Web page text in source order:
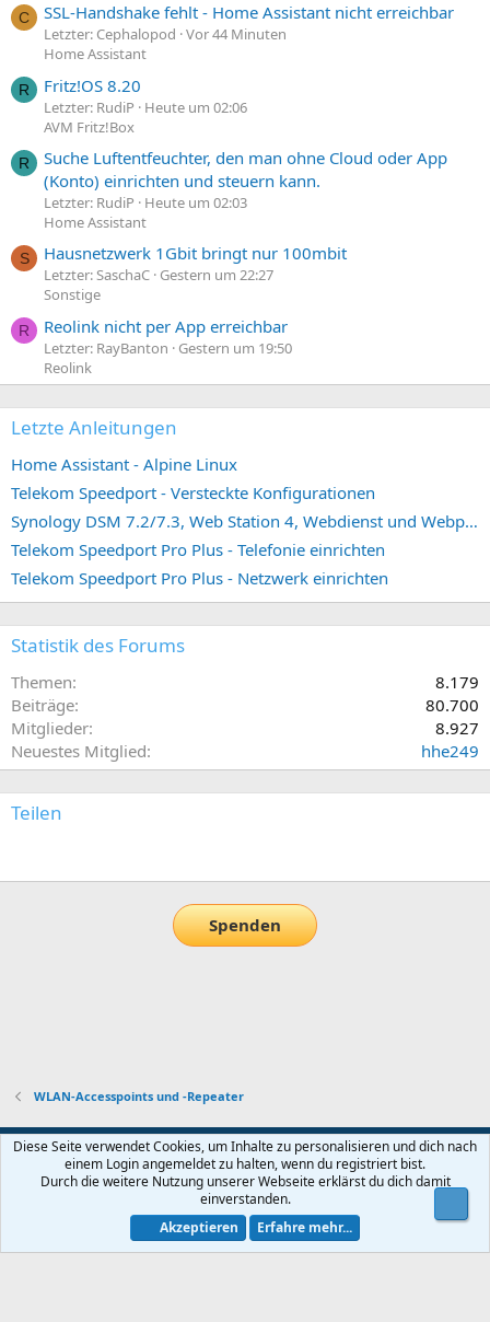
C SSL-Handshake fehlt - Home Assistant nicht erreichbar
Letzter: Cephalopod Vor 44 Minuten
Home Assistant
R Fritz!OS 8.20
Letzter: RudiP
Heute um 02:06
AVM Fritz!Box
R
Suche Luftentfeuchter, den man ohne Cloud oder App
(Konto) einrichten und steuern kann.
Letzter: RudiP
Heute um 02:03
Home Assistant
S Hausnetzwerk 1Gbit bringt nur 100mbit
Letzter: SaschaC Gestern um 22:27
Sonstige
R Reolink nicht per App erreichbar
Letzter: RayBanton
Gestern um 19:50
Reolink
Letzte Anleitungen
Home Assistant - Alpine Linux
Telekom Speedport - Versteckte Konfigurationen
Synology DSM 7.2/7.3, Web Station 4, Webdienst und Webportal erstellen (ehemals vHost)
Telekom Speedport Pro Plus - Telefonie einrichten
Telekom Speedport Pro Plus - Netzwerk einrichten
Statistik des Forums
Themen
8.179
Beiträge
80.700
Mitglieder
8.927
Neuestes Mitglied
hhe249
Teilen
Spenden
WLAN-Accesspoints und -Repeater
Default-Theme
Nutzungsbedingungen
Datenschutz Hilfe und Impressum Start
Community platform by XenForo® © 2010-2026 XenForo Ltd.
Diese Seite verwendet Cookies, um Inhalte zu personalisieren und dich nach
einem Login angemeldet zu halten, wenn du registriert bist.
Durch die weitere Nutzung unserer Webseite erklärst du dich damit
einverstanden.
Akzeptieren
Erfahre mehr...